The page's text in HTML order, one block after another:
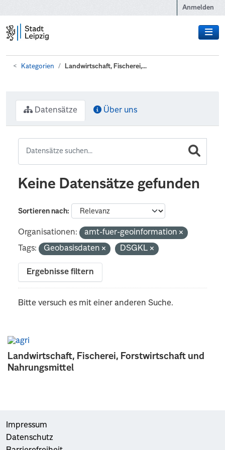
Anmelden
Kategorien Landwirtschaft, Fischerei,...
Landwirtschaft, Fischerei, Forstwirtschaft und
Nahrungsmittel
Datensätze Über uns
Keine Datensätze gefunden
Sortieren nach
Organisationen:
amt-fuer-geoinformation
Tags:
Geobasisdaten DSGKL
Ergebnisse filtern
Bitte versuch es mit einer anderen Suche.
Impressum
Datenschutz